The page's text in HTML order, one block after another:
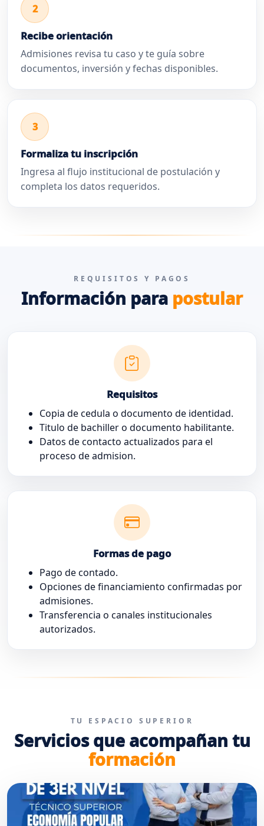
2
Recibe orientación
Admisiones revisa tu caso y te guía sobre
documentos, inversión y fechas disponibles.
3
Formaliza tu inscripción
Ingresa al flujo institucional de postulación y
completa los datos requeridos.
REQUISITOS Y PAGOS
Información para postular
Requisitos
Copia de cedula o documento de identidad.
Titulo de bachiller o documento habilitante.
Datos de contacto actualizados para el
proceso de admision.
Formas de pago
Pago de contado.
Opciones de financiamiento confirmadas por
admisiones.
Transferencia o canales institucionales
autorizados.
TU ESPACIO SUPERIOR
Servicios que acompañan tu
formación